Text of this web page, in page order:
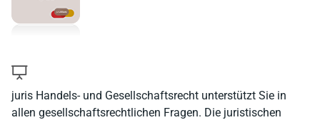
juris Handels- und Gesellschaftsrecht unterstützt Sie in
allen gesellschaftsrechtlichen Fragen. Die juristischen